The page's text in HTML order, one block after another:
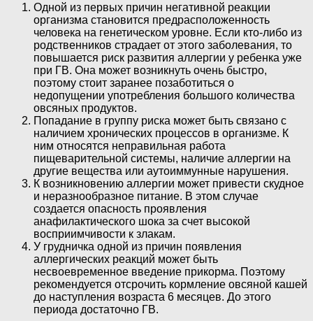
Одной из первых причин негативной реакции
организма становится предрасположенность
человека на генетическом уровне. Если кто-либо из
родственников страдает от этого заболевания, то
повышается риск развития аллергии у ребенка уже
при ГВ. Она может возникнуть очень быстро,
поэтому стоит заранее позаботиться о
недопущении употребления большого количества
овсяных продуктов.
Попадание в группу риска может быть связано с
наличием хронических процессов в организме. К
ним относятся неправильная работа
пищеварительной системы, наличие аллергии на
другие вещества или аутоиммунные нарушения.
К возникновению аллергии может привести скудное
и неразнообразное питание. В этом случае
создается опасность проявления
анафилактического шока за счет высокой
восприимчивости к злакам.
У грудничка одной из причин появления
аллергических реакций может быть
несвоевременное введение прикорма. Поэтому
рекомендуется отсрочить кормление овсяной кашей
до наступления возраста 6 месяцев. До этого
периода достаточно ГВ.